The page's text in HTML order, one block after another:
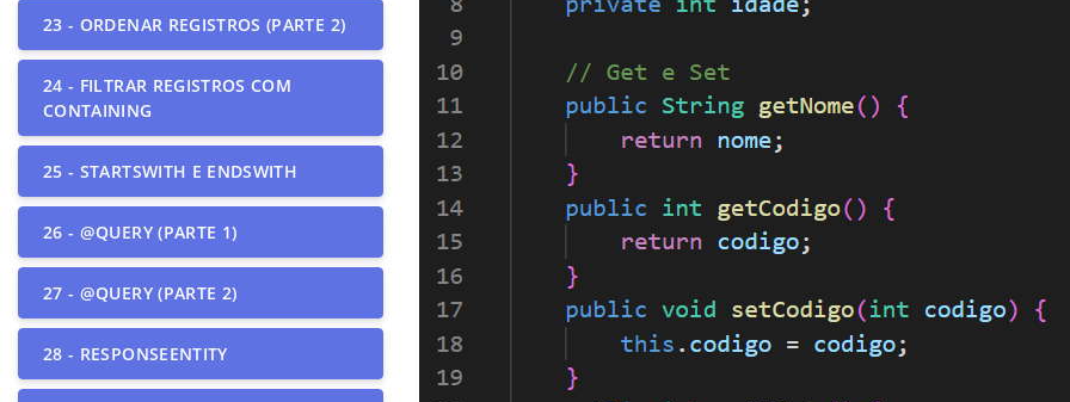
23 - ORDENAR REGISTROS (PARTE 2)
24 - FILTRAR REGISTROS COM
CONTAINING
25 - STARTSWITH E ENDSWITH
26 - @QUERY (PARTE 1)
27 - @QUERY (PARTE 2)
28 - RESPONSEENTITY